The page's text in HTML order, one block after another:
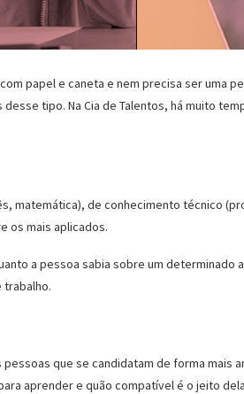
papel e caneta e nem precisa ser uma
tipo. Na Cia de Talentos, há muito
matemática), de conhecimento técnico
os mais aplicados.
a pessoa sabia sobre um determinado
que se candidatam de forma mais
aprender e quão compatível é o jeito